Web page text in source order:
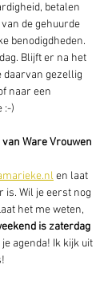
betalen
de gehuurde
benodigdheden.
Blijft er na het
daarvan gezellig
naar een
:-)
Ware Vrouwen
en laat
is. Wil je eerst nog
het me weten,
is zaterdag
agenda! Ik kijk uit